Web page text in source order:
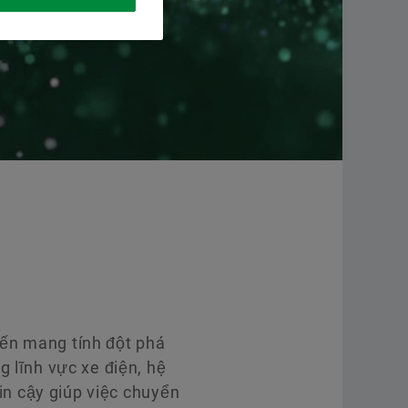
Chất lượng
Chương trình nhà cung cấp
Tính toán & Tư vấn
Blog Công Nghiệp
mang tính đột phá
lĩnh vực xe điện, hệ
cậy giúp việc chuyển